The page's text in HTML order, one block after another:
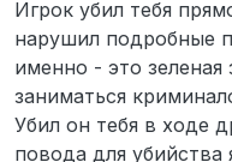
Игрок убил тебя
нарушил подробные
именно - это зеленая
заниматься
Убил он тебя в ходе
повода для